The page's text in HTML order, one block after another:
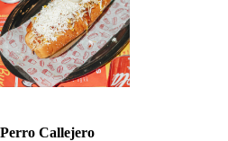
Perro Callejero